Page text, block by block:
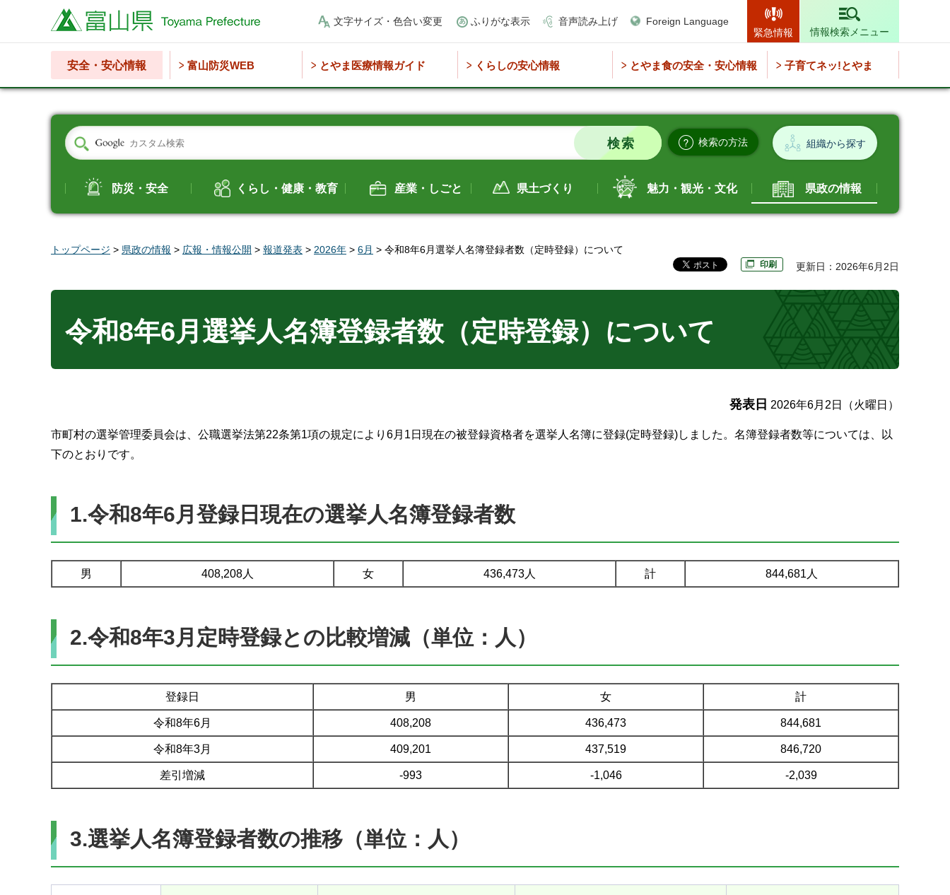
富山県 文字サイズ・色合い変更 ふりがな表示 音声読み上げ
Foreign Language
緊急情報
情報検索メニュー
安全・安心情報 富山防災WEB とやま医療情報ガイド くらしの安心情報 とやま食の安全・安心情報 子育てネッ!とやま
検索の方法 組織から探す
防災・安全 くらし・健康・教育 産業・しごと 県土づくり 魅力・観光・文化 県政の情報
トップページ > 県政の情報 > 広報・情報公開 > 報道発表 > 2026年 > 6月 > 令和8年6月選挙人名簿登録者数（定時登録）について
印刷 更新日：2026年6月2日
令和8年6月選挙人名簿登録者数（定時登録）について
発表日 2026年6月2日（火曜日）
市町村の選挙管理委員会は、公職選挙法第22条第1項の規定により6月1日現在の被登録資格者を選挙人名簿に登録(定時登録)しました。名簿登録者数等については、以
下のとおりです。
1.令和8年6月登録日現在の選挙人名簿登録者数
男 408,208人 女 436,473人 計 844,681人
2.令和8年3月定時登録との比較増減（単位：人）
登録日 男 女 計
令和8年6月 408,208 436,473 844,681
令和8年3月 409,201 437,519 846,720
差引増減 -993 -1,046 -2,039
3.選挙人名簿登録者数の推移（単位：人）